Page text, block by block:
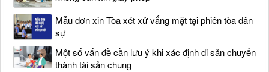
Mẫu đơn xin Tòa xét xử vắng mặt tại phiên tòa dân
sự
Một số vấn đề cần lưu ý khi xác định di sản chuyển
thành tài sản chung